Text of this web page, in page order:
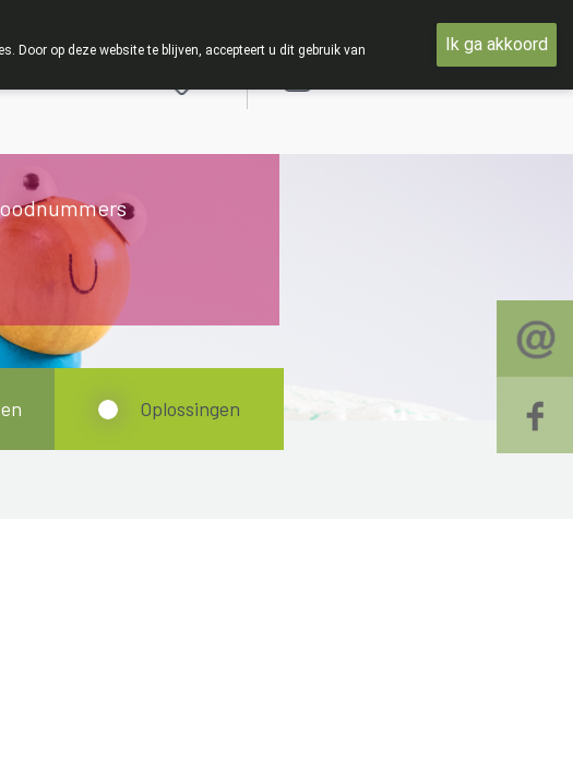
Oplossingen
Door op deze website te blijven, accepteert u dit gebruik van
Ik ga akkoord